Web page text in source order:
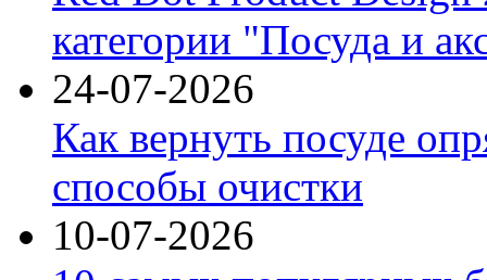
категории "Посуда и
24-07-2026
Как вернуть посуде
способы очистки
10-07-2026